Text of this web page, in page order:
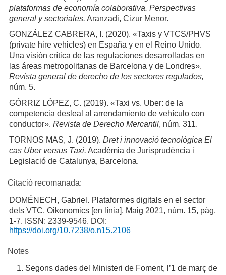
plataformas de economía colaborativa. Perspectivas
general y sectoriales. Aranzadi, Cizur Menor.
GONZÁLEZ CABRERA, I. (2020). «Taxis y VTCS/PHVS
(private hire vehicles) en España y en el Reino Unido.
Una visión crítica de las regulaciones desarrolladas en
las áreas metropolitanas de Barcelona y de Londres».
Revista general de derecho de los sectores regulados,
núm. 5.
GÓRRIZ LÓPEZ, C. (2019). «Taxi vs. Uber: de la
competencia desleal al arrendamiento de vehículo con
conductor». Revista de Derecho Mercantil, núm. 311.
TORNOS MAS, J. (2019). Dret i innovació tecnològica El
cas Uber versus Taxi. Acadèmia de Jurisprudència i
Legislació de Catalunya, Barcelona.
Citació recomanada:
DOMÉNECH, Gabriel. Plataformes digitals en el sector
dels VTC. Oikonomics [en línia]. Maig 2021, núm. 15, pàg.
1-7. ISSN: 2339-9546. DOI:
https://doi.org/10.7238/o.n15.2106
Notes
Segons dades del Ministeri de Foment, l’1 de març de